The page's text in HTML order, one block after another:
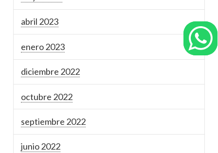
abril 2023
enero 2023
diciembre 2022
octubre 2022
septiembre 2022
junio 2022